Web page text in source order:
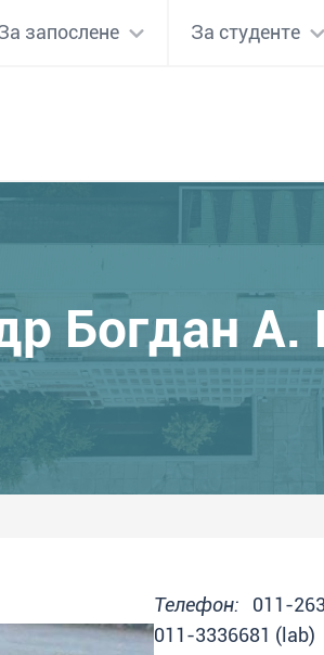
запослене За студенте
Богдан А.
Телефон: 011-
011-3336681 (lab)